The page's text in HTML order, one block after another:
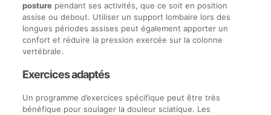
posturependant ses activités, que ce soit en position
assise ou debout. Utiliser un support lombaire lors des
longues périodes assises peut également apporter un
confort et réduire la pression exercée sur la colonne
vertébrale.
Exercices adaptés
Un programme d’exercices spécifique peut être très
bénéfique pour soulager la douleur sciatique. Les